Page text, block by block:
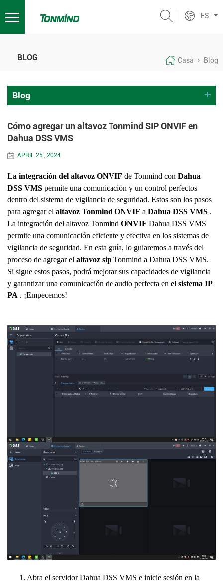
ES
BLOG Casa Blog
Blog
Cómo agregar un altavoz Tonmind SIP ONVIF en
Dahua DSS VMS
APRIL 25 , 2024
La integración del altavoz ONVIF de Tonmind con Dahua
DSS VMS permite una comunicación y un control perfectos
dentro del sistema de vigilancia de seguridad. Estos son los pasos
para agregar el altavoz Tonmind ONVIF a Dahua DSS VMS .
La integración del altavoz Tonmind ONVIF Dahua DSS VMS
permite una comunicación eficiente y efectiva en los sistemas de
vigilancia de seguridad. En esta guía, lo guiaremos a través del
proceso de agregar el altavoz sip Tonmind a Dahua DSS VMS.
Si sigue estos pasos, podrá mejorar sus capacidades de vigilancia
y garantizar una comunicación de audio perfecta en el sistema IP
PA . ¡Empecemos!
1. Abra el servidor Dahua DSS VMS e inicie sesión en la